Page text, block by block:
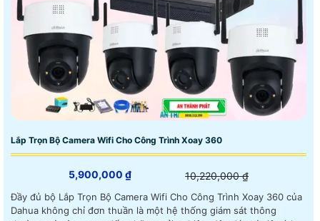
Lắp Trọn Bộ Camera Wifi Cho Công Trình Xoay 360
5,900,000 ₫ 10,220,000 ₫
Đầy đủ bộ Lắp Trọn Bộ Camera Wifi Cho Công Trình Xoay 360 của
Dahua không chỉ đơn thuần là một hệ thống giám sát thông